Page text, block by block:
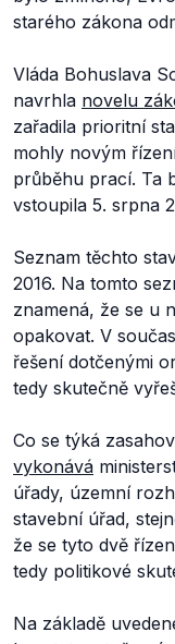
starého zákona
Vláda Bohuslava
navrhla novelu
zařadila prioritní
mohly novým
průběhu prací. Ta
vstoupila 5. srpna
Seznam těchto
2016. Na tomto
znamená, že se u
opakovat. V
řešení dotčenými
tedy skutečně
Co se týká
vykonává
úřady, územní
stavební úřad,
že se tyto dvě
tedy politikové
Na základě